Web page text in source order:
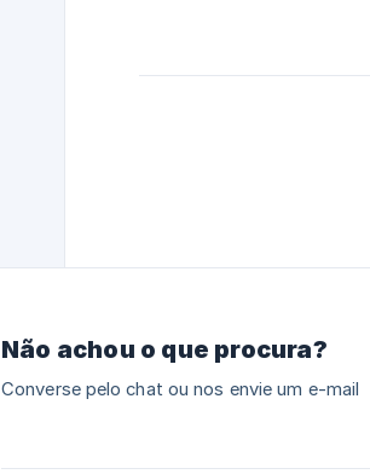
Não achou o que procura?
Converse pelo chat ou nos envie um e-mail